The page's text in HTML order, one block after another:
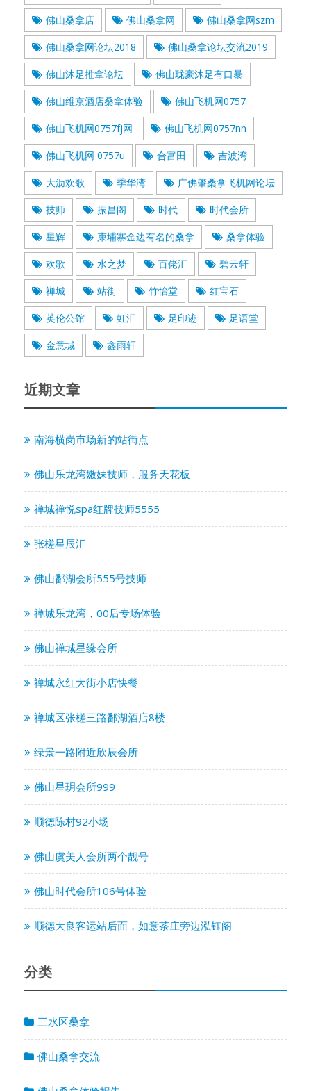
佛山桑拿店 佛山桑拿网 佛山桑拿网szm
佛山桑拿网论坛2018 佛山桑拿论坛交流2019
佛山沐足推拿论坛 佛山珑豪沐足有口暴
佛山维京酒店桑拿体验 佛山飞机网0757
佛山飞机网0757fj网 佛山飞机网0757nn
佛山飞机网 0757u 合富田 吉波湾
大沥欢歌 季华湾 广佛肇桑拿飞机网论坛
技师 振昌阁 时代 时代会所
星辉 柬埔寨金边有名的桑拿 桑拿体验
欢歌 水之梦 百佬汇 碧云轩
禅城 站街 竹怡堂 红宝石
英伦公馆 虹汇 足印迹 足语堂
金意城 鑫雨轩
近期文章
南海横岗市场新的站街点
佛山乐龙湾嫩妹技师，服务天花板
禅城禅悦spa红牌技师5555
张槎星辰汇
佛山鄱湖会所555号技师
禅城乐龙湾，00后专场体验
佛山禅城星缘会所
禅城永红大街小店快餐
禅城区张槎三路鄱湖酒店8楼
绿景一路附近欣辰会所
佛山星玥会所999
顺德陈村92小场
佛山虞美人会所两个靓号
佛山时代会所106号体验
顺德大良客运站后面，如意茶庄旁边泓钰阁
分类
三水区桑拿
佛山桑拿交流